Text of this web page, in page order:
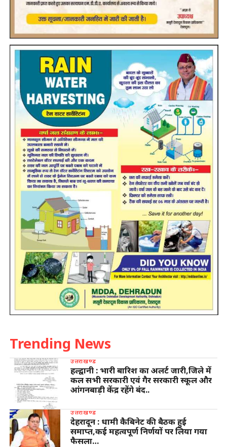
Trending News
उत्तराखण्ड
हल्द्वानी : भारी बारिश का अलर्ट जारी,जिले में
कल सभी सरकारी एवं गैर सरकारी स्कूल और
आंगनबाड़ी केंद्र रहेंगे बंद..
उत्तराखण्ड
देहरादून : धामी कैबिनेट की बैठक हुई
समाप्त,कई महत्वपूर्ण निर्णयों पर लिया गया
फैसला…